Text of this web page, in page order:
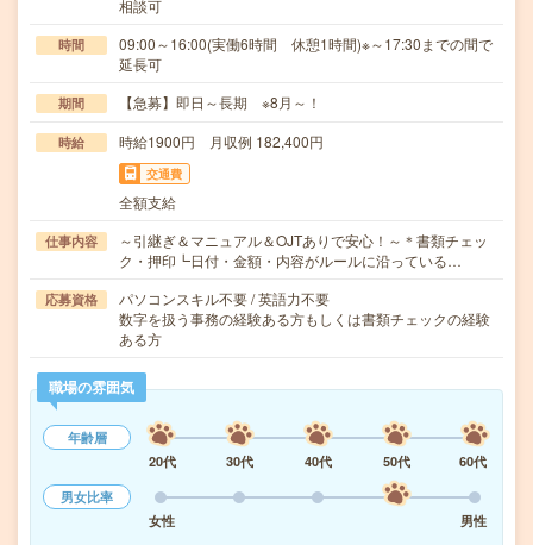
相談可
時間
09:00～16:00(実働6時間 休憩1時間)※～17:30までの間で
延長可
期間 【急募】即日～長期 ※8月～！
時給 時給1900円 月収例 182,400円
交通費
全額支給
仕事内容
～引継ぎ＆マニュアル＆OJTありで安心！～＊書類チェッ
ク・押印┗日付・金額・内容がルールに沿っている…
応募資格
パソコンスキル不要 / 英語力不要
数字を扱う事務の経験ある方もしくは書類チェックの経験
ある方
職場の雰囲気
年齢層
20代
30代 40代 50代
60代
男女比率
女性
男性